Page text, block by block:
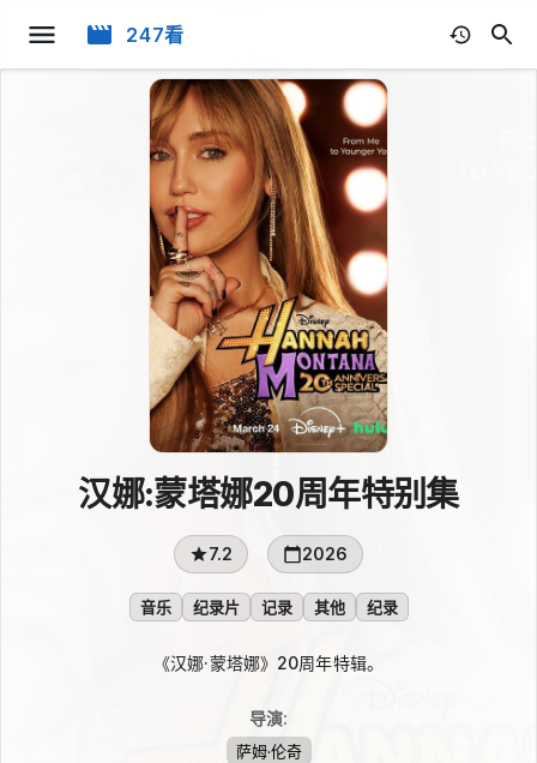
247看
汉娜:蒙塔娜20周年特别集
7.2 2026
音乐 纪录片 记录 其他 纪录
《汉娜·蒙塔娜》20周年特辑。
导演:
萨姆·伦奇